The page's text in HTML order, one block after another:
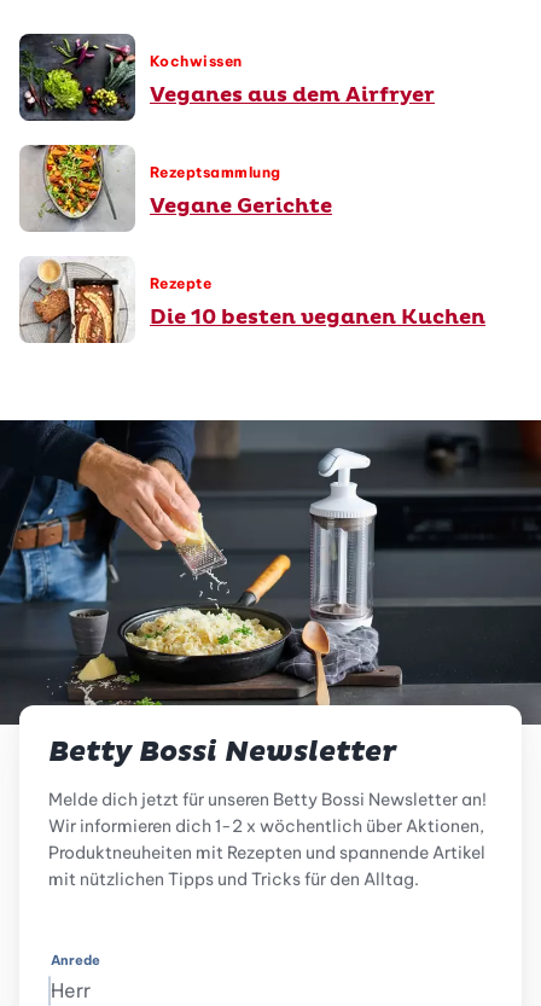
Kochwissen
Veganes aus dem Airfryer
Rezeptsammlung
Vegane Gerichte
Rezepte
Die 10 besten veganen Kuchen
Betty Bossi Newsletter
Melde dich jetzt für unseren Betty Bossi Newsletter an!
Wir informieren dich 1-2 x wöchentlich über Aktionen,
Produktneuheiten mit Rezepten und spannende Artikel
mit nützlichen Tipps und Tricks für den Alltag.
Anrede
Herr